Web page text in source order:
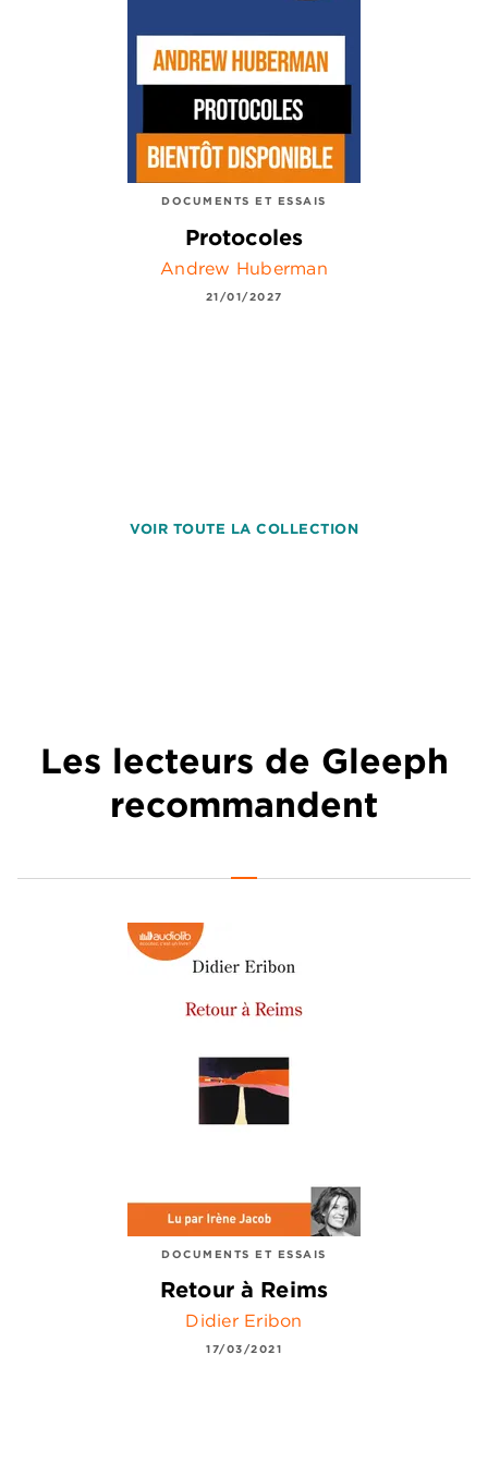
DOCUMENTS ET ESSAIS
Protocoles
Andrew Huberman
21/01/2027
VOIR TOUTE LA COLLECTION
Les lecteurs de Gleeph
recommandent
DOCUMENTS ET ESSAIS
Retour à Reims
Didier Eribon
17/03/2021